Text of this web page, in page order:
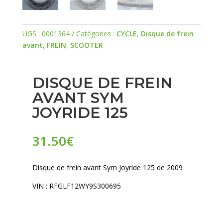
UGS : 0001364 Catégories : CYCLE, Disque de frein
avant, FREIN, SCOOTER
DISQUE DE FREIN
AVANT SYM
JOYRIDE 125
31.50€
Disque de frein avant Sym Joyride 125 de 2009
VIN : RFGLF12WY9S300695